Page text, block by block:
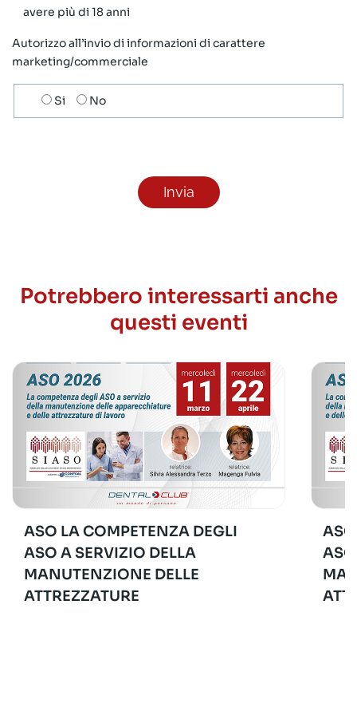
avere più di 18 anni
Autorizzo all’invio di informazioni di carattere
marketing/commerciale
Scelta
invio
Si No
Potrebbero interessarti anche
questi eventi
ASO LA COMPETENZA DEGLI
ASO A SERVIZIO DELLA
MANUTENZIONE DELLE
ATTREZZATURE